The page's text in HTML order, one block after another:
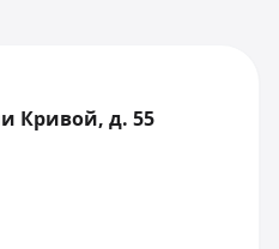
Кривой, д. 55